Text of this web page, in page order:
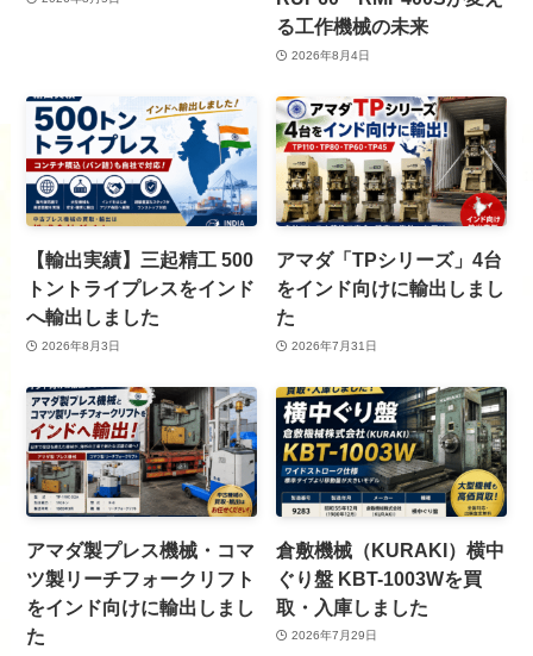
る工作機械の未来
2026年8月4日
【輸出実績】三起精工 500
トントライプレスをインド
へ輸出しました
2026年8月3日
アマダ「TPシリーズ」4台
をインド向けに輸出しまし
た
2026年7月31日
アマダ製プレス機械・コマ
ツ製リーチフォークリフト
をインド向けに輸出しまし
た
倉敷機械（KURAKI）横中
ぐり盤 KBT-1003Wを買
取・入庫しました
2026年7月29日